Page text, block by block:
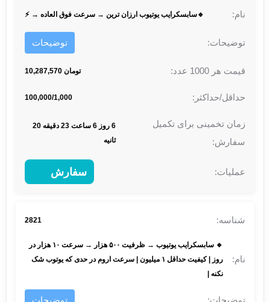
🔹سابسکرایب یوتیوب ارزان‌ ترین → سرعت فوق‌ العاده → ⚡
توضیحات
تومان 10,287,570
100,000/1,000
6 روز 6 ساعت 23 دقیقه 20
ثانیه
سفارش
2821
🔹 سابسکرایب یوتیوب → ظرفیت ۵۰۰ هزار → سرعت ۱۰ هزار در
روز | کیفیت حداقل ۱ میلیون | سرعت اروم در حدی که یوتوب شک
نکنه |